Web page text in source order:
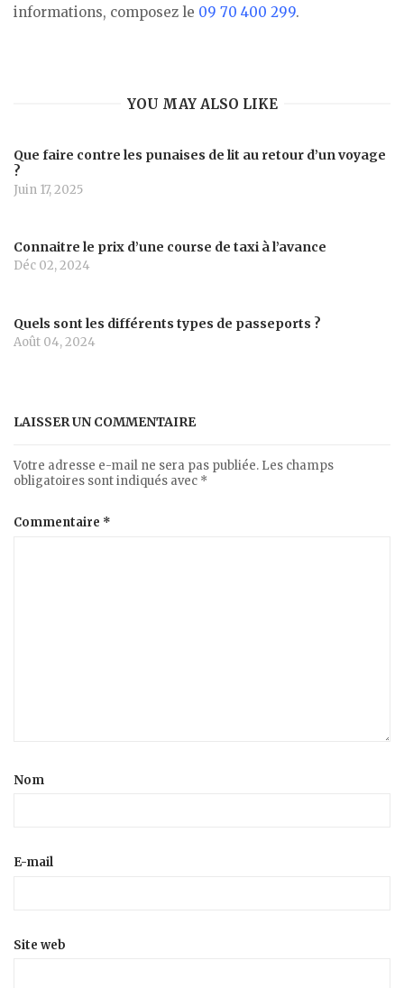
informations, composez le 09 70 400 299.
YOU MAY ALSO LIKE
Que faire contre les punaises de lit au retour d’un voyage
?
Juin 17, 2025
Connaitre le prix d’une course de taxi à l’avance
Déc 02, 2024
Quels sont les différents types de passeports ?
Août 04, 2024
LAISSER UN COMMENTAIRE
Votre adresse e-mail ne sera pas publiée. Les champs
obligatoires sont indiqués avec *
Commentaire *
Nom
E-mail
Site web